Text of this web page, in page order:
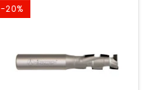
-20%